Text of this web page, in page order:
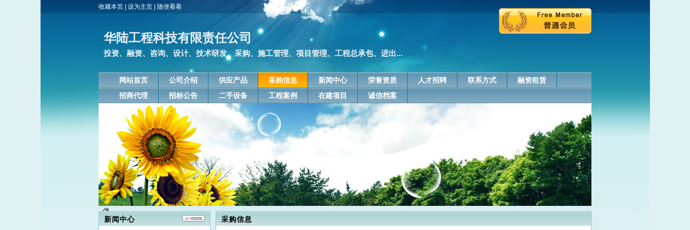
收藏本页 设为主页 随便看看
华陆工程科技有限责任公司
投资、融资、咨询、设计、技术研发、采购、施工管理、项目管理、工程总承包、进出...
网站首页 公司介绍 供应产品 采购信息 新闻中心 荣誉资质 人才招聘 联系方式
融资租赁
招商代理
招标公告 二手设备 工程案例 在建项目 诚信档案
新闻中心 采购信息